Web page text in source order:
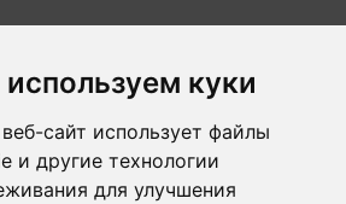
куки
сайт использует файлы
и другие технологии
для улучшения